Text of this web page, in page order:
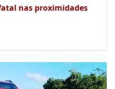
nas proximidades